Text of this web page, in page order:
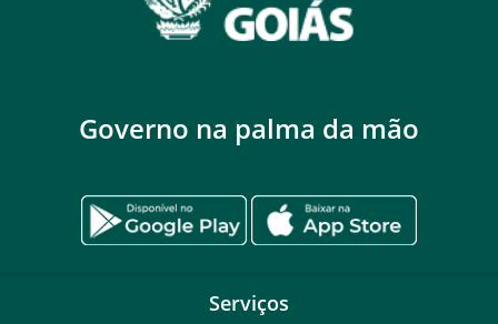
Governo na palma da mão
Serviços